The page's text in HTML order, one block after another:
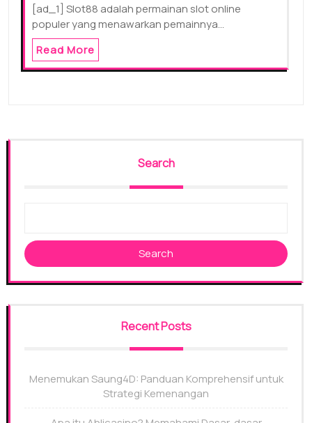
[ad_1] Slot88 adalah permainan slot online
populer yang menawarkan pemainnya…
Read More
Search
Search
Recent Posts
Menemukan Saung4D: Panduan Komprehensif untuk
Strategi Kemenangan